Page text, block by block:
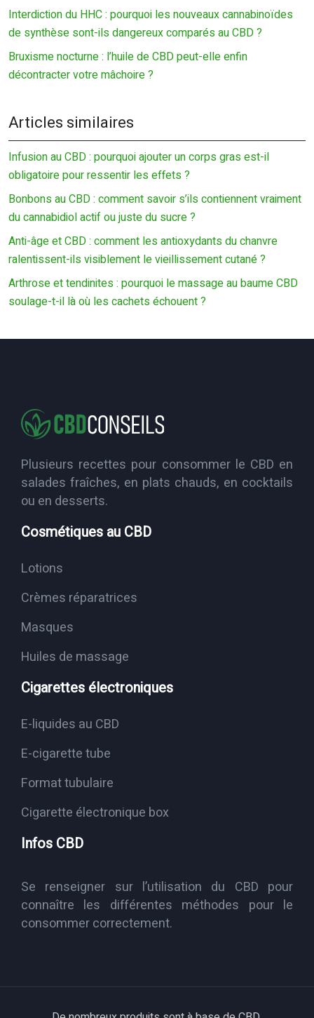
Interdiction du HHC : pourquoi les nouveaux cannabinoïdes
de synthèse sont-ils dangereux comparés au CBD ?
Bruxisme nocturne : l’huile de CBD peut-elle enfin
décontracter votre mâchoire ?
Articles similaires
Infusion au CBD : pourquoi ajouter un corps gras est-il
obligatoire pour ressentir les effets ?
Bonbons au CBD : comment savoir s’ils contiennent vraiment
du cannabidiol actif ou juste du sucre ?
Anti-âge et CBD : comment les antioxydants du chanvre
ralentissent-ils visiblement le vieillissement cutané ?
Arthrose et tendinites : pourquoi le massage au baume CBD
soulage-t-il là où les cachets échouent ?
Plusieurs recettes pour consommer le CBD en
salades fraîches, en plats chauds, en cocktails
ou en desserts.
Cosmétiques au CBD
Lotions
Crèmes réparatrices
Masques
Huiles de massage
Cigarettes électroniques
E-liquides au CBD
E-cigarette tube
Format tubulaire
Cigarette électronique box
Infos CBD
Se renseigner sur l’utilisation du CBD pour
connaître les différentes méthodes pour le
consommer correctement.